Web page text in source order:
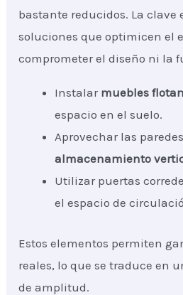
bastante reducidos. La clave
soluciones que optimicen el
comprometer el diseño ni la
Instalar muebles
espacio en el suelo.
Aprovechar las
almacenamiento
Utilizar puertas
el espacio de
Estos elementos permiten
reales, lo que se traduce en
de amplitud.